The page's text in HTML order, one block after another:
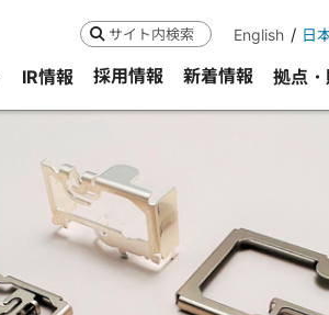
検索 English 日
IR情報 採用情報 新着情報 拠点